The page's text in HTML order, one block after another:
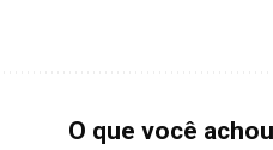
O que você